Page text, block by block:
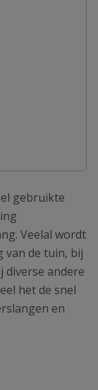
gebruikte
Veelal wordt
van de tuin, bij
diverse andere
het de snel
en